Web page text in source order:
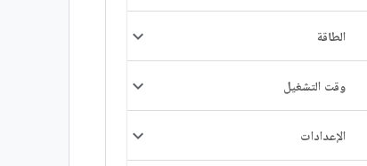
الطاقة
وقت التشغيل
الإعدادات